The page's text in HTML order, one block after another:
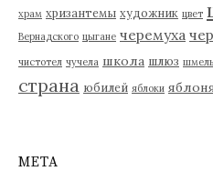
храм хризантемы художник цвет
Вернадского цыгане черемуха
чистотел чучела школа шлюз шмель
страна юбилей яблоки
МЕТА